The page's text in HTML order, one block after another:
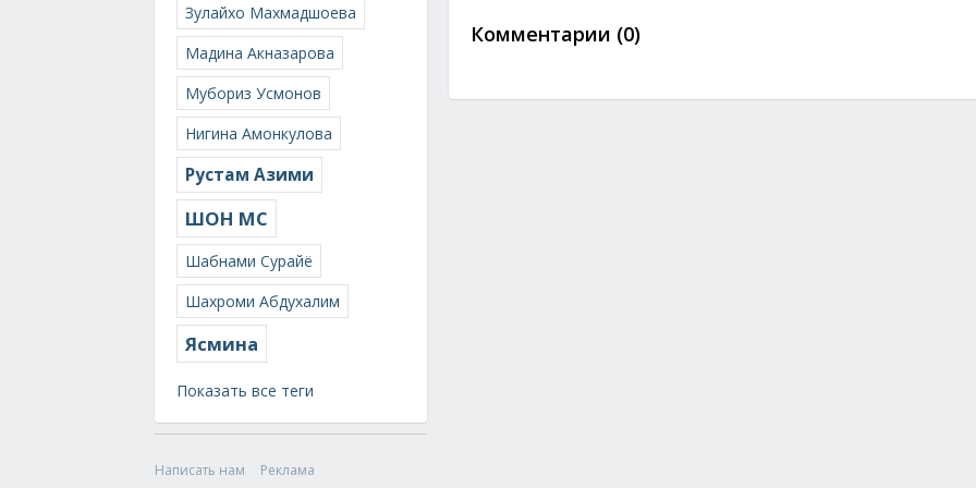
Зулайхо Махмадшоева
Мадина Акназарова
Мубориз Усмонов
Нигина Амонкулова
Рустам Азими
ШОН МС
Шабнами Сурайё
Шахроми Абдухалим
Ясмина
Показать все теги
Написать нам
Реклама
Комментарии (0)